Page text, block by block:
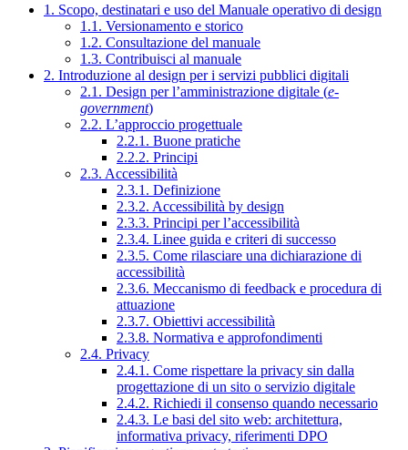
1. Scopo, destinatari e uso del Manuale operativo di design
1.1. Versionamento e storico
1.2. Consultazione del manuale
1.3. Contribuisci al manuale
2. Introduzione al design per i servizi pubblici digitali
2.1. Design per l’amministrazione digitale (e-
government)
2.2. L’approccio progettuale
2.2.1. Buone pratiche
2.2.2. Principi
2.3. Accessibilità
2.3.1. Definizione
2.3.2. Accessibilità by design
2.3.3. Principi per l’accessibilità
2.3.4. Linee guida e criteri di successo
2.3.5. Come rilasciare una dichiarazione di
accessibilità
2.3.6. Meccanismo di feedback e procedura di
attuazione
2.3.7. Obiettivi accessibilità
2.3.8. Normativa e approfondimenti
2.4. Privacy
2.4.1. Come rispettare la privacy sin dalla
progettazione di un sito o servizio digitale
2.4.2. Richiedi il consenso quando necessario
2.4.3. Le basi del sito web: architettura,
informativa privacy, riferimenti DPO